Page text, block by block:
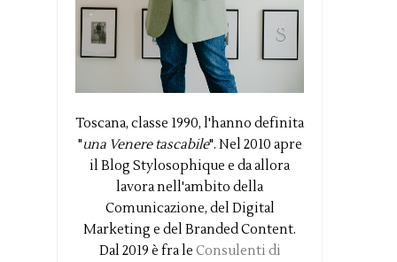
Toscana, classe 1990, l'hanno definita
"una Venere tascabile". Nel 2010 apre
il Blog Stylosophique e da allora
lavora nell'ambito della
Comunicazione, del Digital
Marketing e del Branded Content.
Dal 2019 è fra le Consulenti di